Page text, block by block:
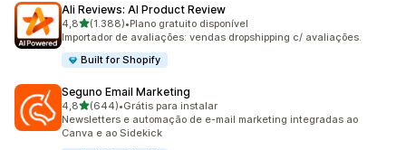
Ali Reviews: AI Product Review
4,8de 5 estrelas
(1.388)
1388 avaliações ao todo
•Plano gratuito disponível
Importador de avaliações: vendas dropshipping c/ avaliações.
Built for Shopify
Seguno Email Marketing
4,8de 5 estrelas
(644)
644 avaliações ao todo
•Grátis para instalar
Newsletters e automação de e-mail marketing integradas ao
Canva e ao Sidekick